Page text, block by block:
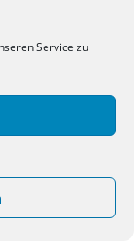
Service zu